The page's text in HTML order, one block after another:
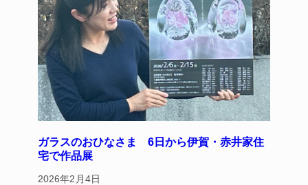
ガラスのおひなさま 6日から伊賀・赤井家住
宅で作品展
2026年2月4日